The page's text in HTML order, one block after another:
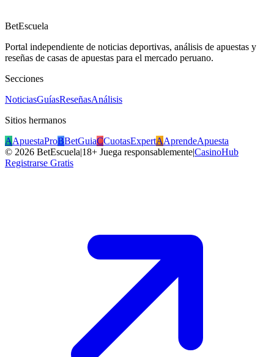
BetEscuela
Portal independiente de noticias deportivas, análisis de apuestas y
reseñas de casas de apuestas para el mercado peruano.
Secciones
NoticiasGuíasReseñasAnálisis
Sitios hermanos
AApuestaProBBetGuiaCCuotasExpertAAprendeApuesta
© 2026 BetEscuela|18+ Juega responsablemente|CasinoHub
Registrarse Gratis